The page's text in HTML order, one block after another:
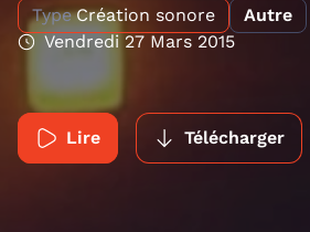
Type Création sonore
Autre
Vendredi 27 Mars 2015
Lire Télécharger